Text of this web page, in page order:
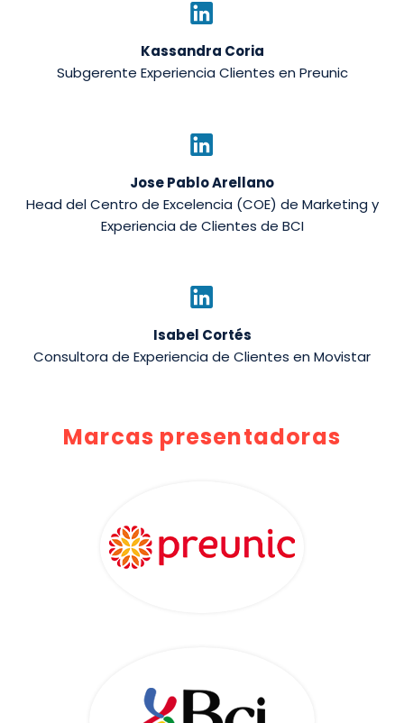
Kassandra Coria
Subgerente Experiencia Clientes en Preunic
Jose Pablo Arellano
Head del Centro de Excelencia (COE) de Marketing y
Experiencia de Clientes de BCI
Isabel Cortés
Consultora de Experiencia de Clientes en Movistar
Marcas presentadoras